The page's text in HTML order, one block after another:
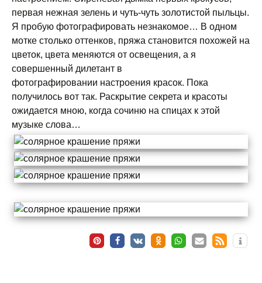
первая нежная зелень и чуть-чуть золотистой пыльцы.
Я пробую фотографировать незнакомое… В одном
мотке столько оттенков, пряжа становится похожей на
цветок, цвета меняются от освещения, а я
совершенный дилетант в
фотографировании настроения красок. Пока
получилось вот так. Раскрытие секрета и красоты
ожидается мною, когда сочиню на спицах к этой
музыке слова…